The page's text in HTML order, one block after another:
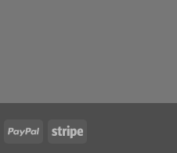
MasterCardPayPal Stripe